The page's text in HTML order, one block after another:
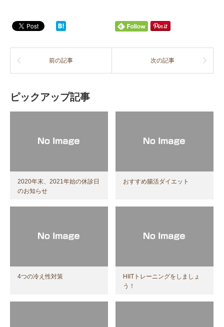
前の記事 次の記事
ピックアップ記事
2020年末、2021年始の休診日
のお知らせ
おすすめ腸活ダイエット
4つの冷え性対策
HIITトレーニングをしましょ
う！